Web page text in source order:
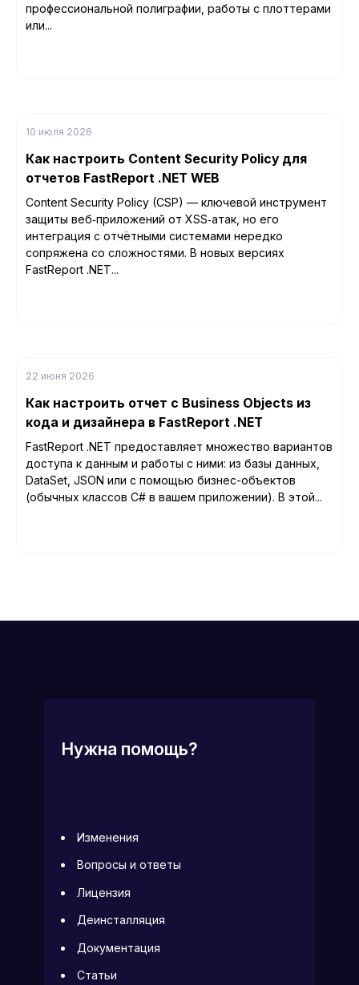
профессиональной полиграфии, работы с плоттерами
или...
10 июля 2026
Как настроить Content Security Policy для
отчетов FastReport .NET WEB
Content Security Policy (CSP) — ключевой инструмент
защиты веб‑приложений от XSS‑атак, но его
интеграция с отчётными системами нередко
сопряжена со сложностями. В новых версиях
FastReport .NET...
22 июня 2026
Как настроить отчет с Business Objects из
кода и дизайнера в FastReport .NET
FastReport .NET предоставляет множество вариантов
доступа к данным и работы с ними: из базы данных,
DataSet, JSON или с помощью бизнес-объектов
(обычных классов C# в вашем приложении). В этой...
Нужна помощь?
Изменения
Вопросы и ответы
Лицензия
Деинсталляция
Документация
Статьи